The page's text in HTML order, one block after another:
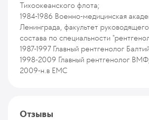
Тихоокеанского флота;
1984-1986 Военно-медицинская
Ленинграда, факультет
состава по специальности
1987-1997 Главный рентгенолог
1998-2009 Главный рентгенолог
2009-н.в ЕМС
Отзывы